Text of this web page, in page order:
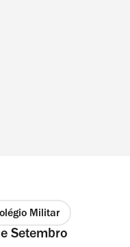
Militar
Setembro